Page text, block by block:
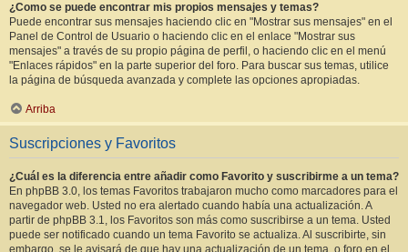
¿Como se puede encontrar mis propios mensajes y temas?
Puede encontrar sus mensajes haciendo clic en "Mostrar sus mensajes" en el
Panel de Control de Usuario o haciendo clic en el enlace "Mostrar sus
mensajes" a través de su propio página de perfil, o haciendo clic en el menú
"Enlaces rápidos" en la parte superior del foro. Para buscar sus temas, utilice
la página de búsqueda avanzada y complete las opciones apropiadas.
Arriba
Suscripciones y Favoritos
¿Cuál es la diferencia entre añadir como Favorito y suscribirme a un tema?
En phpBB 3.0, los temas Favoritos trabajaron mucho como marcadores para el
navegador web. Usted no era alertado cuando había una actualización. A
partir de phpBB 3.1, los Favoritos son más como suscribirse a un tema. Usted
puede ser notificado cuando un tema Favorito se actualiza. Al suscribirte, sin
embargo, se le avisará de que hay una actualización de un tema, o foro en el